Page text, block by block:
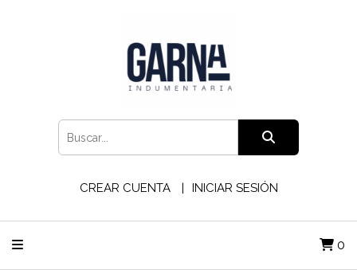
CREAR CUENTA INICIAR SESIÓN
0